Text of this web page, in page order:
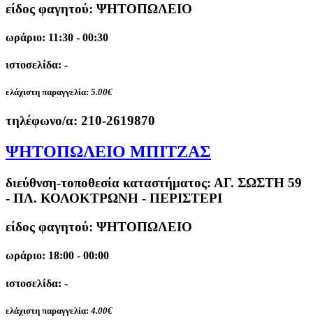
είδος φαγητού: ΨΗΤΟΠΩΛΕΙΟ
ωράριο: 11:30 - 00:30
ιστοσελίδα: -
ελάχιστη παραγγελία: 5.00€
τηλέφωνο/α: 210-2619870
ΨΗΤΟΠΩΛΕΙΟ ΜΠΙΤΖΑΣ
διεύθνση-τοποθεσία καταστήματος: ΑΓ. ΣΩΣΤΗ 59
- ΠΛ. ΚΟΛΟΚΤΡΩΝΗ - ΠΕΡΙΣΤΕΡΙ
είδος φαγητού: ΨΗΤΟΠΩΛΕΙΟ
ωράριο: 18:00 - 00:00
ιστοσελίδα: -
ελάχιστη παραγγελία: 4.00€